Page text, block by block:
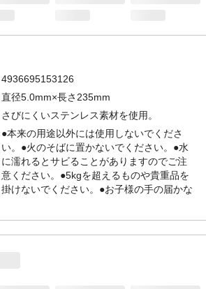
4936695153126
直径5.0mm×長さ235mm
さびにくいステンレス素材を使用。
●本来の用途以外には使用しないでくださ
い。●火のそばに置かないでください。●水
に濡れるとサビることがありますのでご注
意ください。●5kgを超えるものや貴重品を
掛けないでください。●お子様の手の届かな
ステンレス